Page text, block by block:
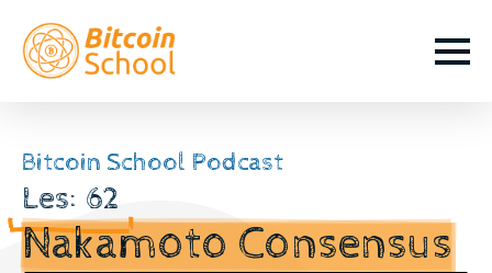
Bitcoin School Podcast
Les: 62
Nakamoto Consensus